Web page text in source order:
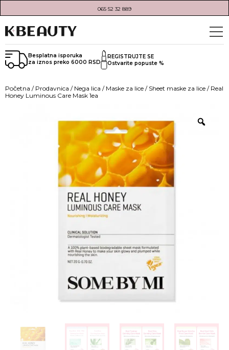
065 52 32 889
Besplatna isporuka
za iznos preko 6000 RSD
REGISTRUJTE SE
Ostvarite popuste %
Početna / Prodavnica / Nega lica / Maske za lice / Sheet maske za lice / Real
Honey Luminous Care Mask 1ea